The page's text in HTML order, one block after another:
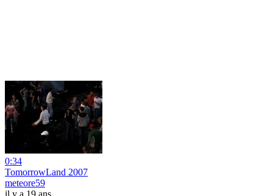
0:34
TomorrowLand 2007
meteore59